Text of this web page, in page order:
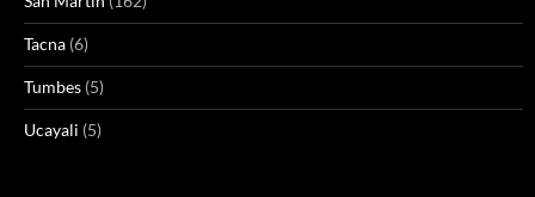
Tacna (6)
Tumbes (5)
Ucayali (5)